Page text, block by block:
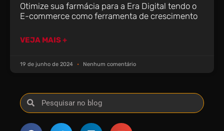
Otimize sua farmácia para a Era Digital tendo o
E-commerce como ferramenta de crescimento
VEJA MAIS +
19 de junho de 2024 Nenhum comentário